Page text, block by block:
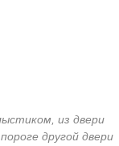
из двери
другой двери